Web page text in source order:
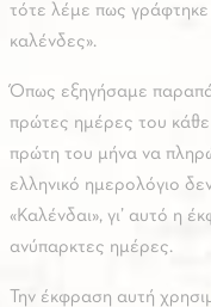
τότε λέμε πως γράφτηκε
καλένδες».
Όπως εξηγήσαμε
πρώτες ημέρες του
πρώτη του μήνα να
ελληνικό ημερολόγιο
«Καλένδαι», γι’ αυτό η
ανύπαρκτες ημέρες.
Την έκφραση αυτή